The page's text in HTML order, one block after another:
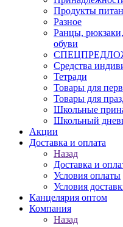
Продукты
Разное
Ранцы,
обуви
Средства
Тетради
Товары для
Товары для
Школьные
Школьный
Акции
Доставка и оплата
Назад
Доставка и
Условия оплаты
Условия
Канцелярия оптом
Компания
Назад